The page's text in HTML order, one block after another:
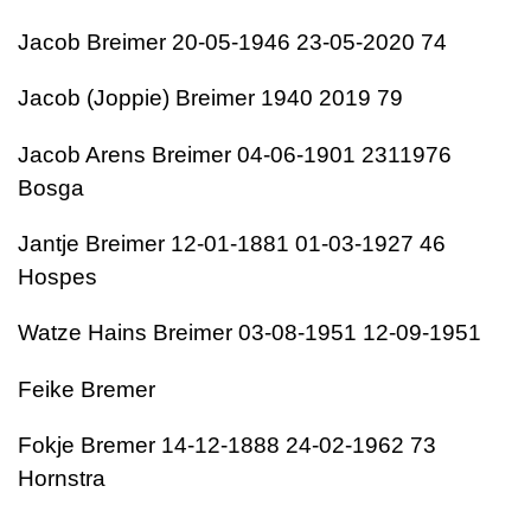
Jacob Breimer 20-05-1946 23-05-2020 74
Jacob (Joppie) Breimer 1940 2019 79
Jacob Arens Breimer 04-06-1901 2311976
Bosga
Jantje Breimer 12-01-1881 01-03-1927 46
Hospes
Watze Hains Breimer 03-08-1951 12-09-1951
Feike Bremer
Fokje Bremer 14-12-1888 24-02-1962 73
Hornstra